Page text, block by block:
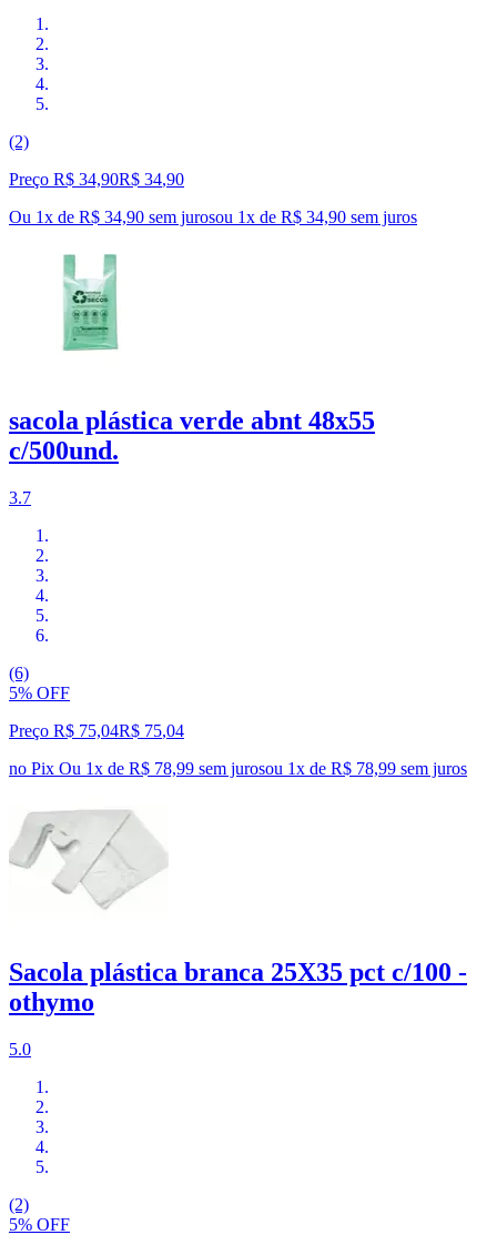
(2)
Preço R$ 34,90R$ 34,90
Ou 1x de R$ 34,90 sem jurosou 1x de R$ 34,90 sem juros
sacola plástica verde abnt 48x55
c/500und.
3.7
(6)
5% OFF
Preço R$ 75,04R$ 75,04
no Pix Ou 1x de R$ 78,99 sem jurosou 1x de R$ 78,99 sem juros
Sacola plástica branca 25X35 pct c/100 -
othymo
5.0
(2)
5% OFF